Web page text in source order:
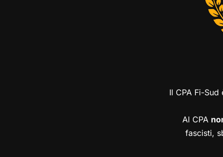
Il CPA Fi-
Al CPA
fascisti,